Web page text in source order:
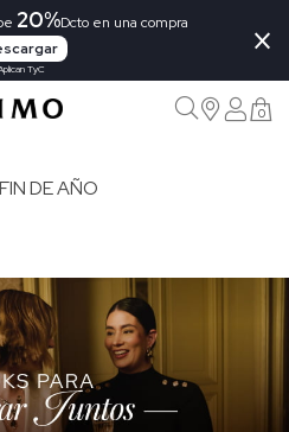
20%Dcto en una compra
TyC
×
0
DE AÑO